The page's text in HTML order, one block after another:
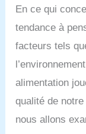
En ce qui
tendance à
facteurs tels
alimentation
qualité de
nous allons